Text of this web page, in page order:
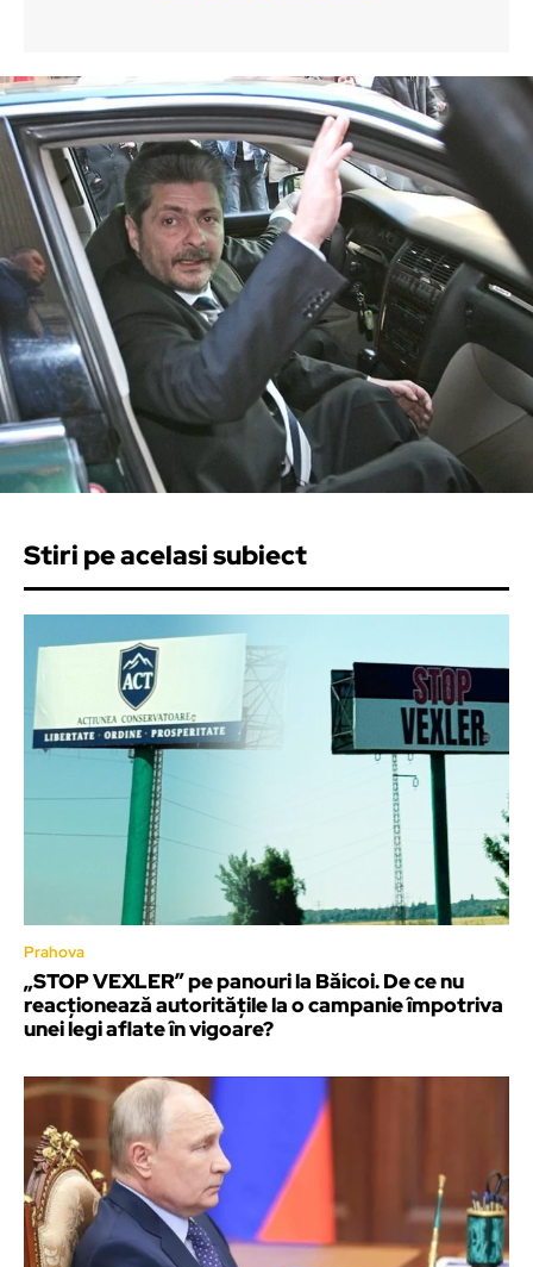
Stiri pe acelasi subiect
Prahova
„STOP VEXLER” pe panouri la Băicoi. De ce nu
reacționează autoritățile la o campanie împotriva
unei legi aflate în vigoare?